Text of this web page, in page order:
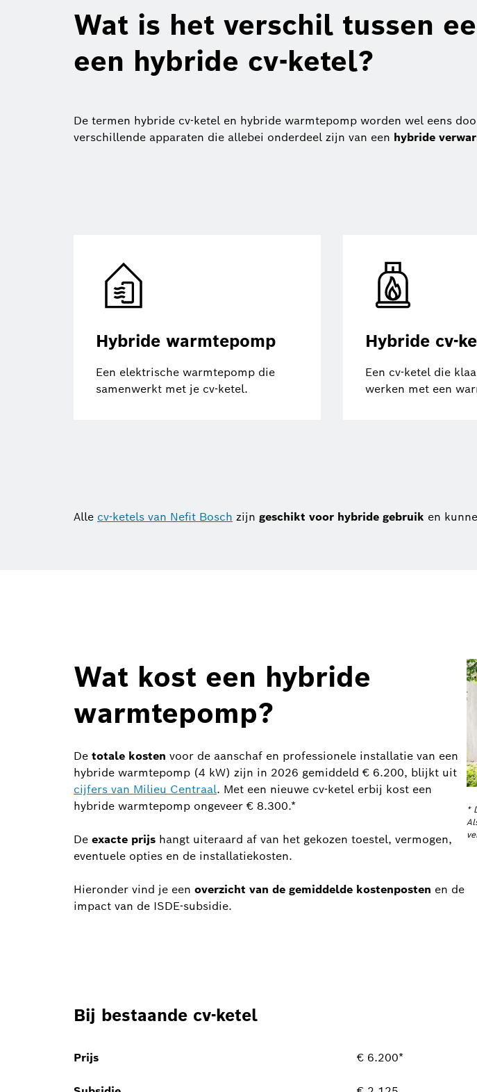
Wat is het verschil tussen
een hybride cv-ketel?
De termen hybride cv-ketel en hybride warmtepomp worden wel eens
verschillende apparaten die allebei onderdeel zijn van een hybride
Hybride warmtepomp
Een elektrische warmtepomp die
samenwerkt met je cv-ketel.
Hybride cv-
Een cv-ketel die
werken met een
Alle cv-ketels van Nefit Bosch zijn geschikt voor hybride gebruik en
Wat kost een hybride
warmtepomp?
De totale kosten voor de aanschaf en professionele installatie van een
hybride warmtepomp (4 kW) zijn in 2026 gemiddeld € 6.200, blijkt uit
cijfers van Milieu Centraal. Met een nieuwe cv-ketel erbij kost een
hybride warmtepomp ongeveer € 8.300.*
De exacte prijs hangt uiteraard af van het gekozen toestel, vermogen,
eventuele opties en de installatiekosten.
Hieronder vind je een overzicht van de gemiddelde kostenposten en de
impact van de ISDE-subsidie.
*
Bij bestaande cv-ketel
Prijs € 6.200*